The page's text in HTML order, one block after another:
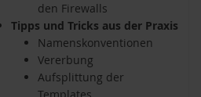
den Firewalls
Tipps und Tricks aus der Praxis
Namenskonventionen
Vererbung
Aufsplittung der